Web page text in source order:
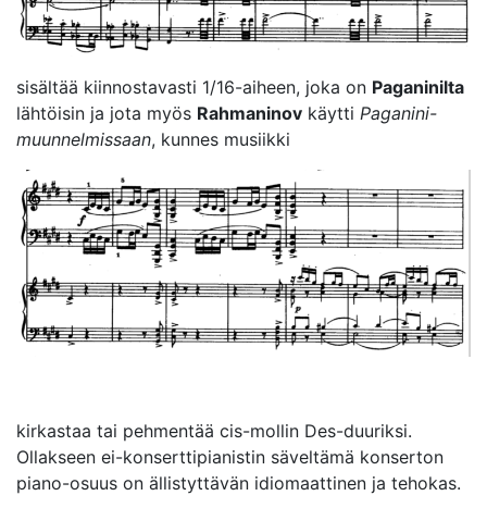
sisältää kiinnostavasti 1/16-aiheen, joka on Paganinilta
lähtöisin ja jota myös Rahmaninov käytti Paganini-
muunnelmissaan, kunnes musiikki
kirkastaa tai pehmentää cis-mollin Des-duuriksi.
Ollakseen ei-konserttipianistin säveltämä konserton
piano-osuus on ällistyttävän idiomaattinen ja tehokas.